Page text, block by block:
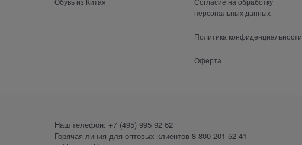
персональных данных
Политика конфиденциальности
Оферта
Наш телефон: +7 (495) 995 92 62
Горячая линия для оптовых клиентов 8 800 201-52-41